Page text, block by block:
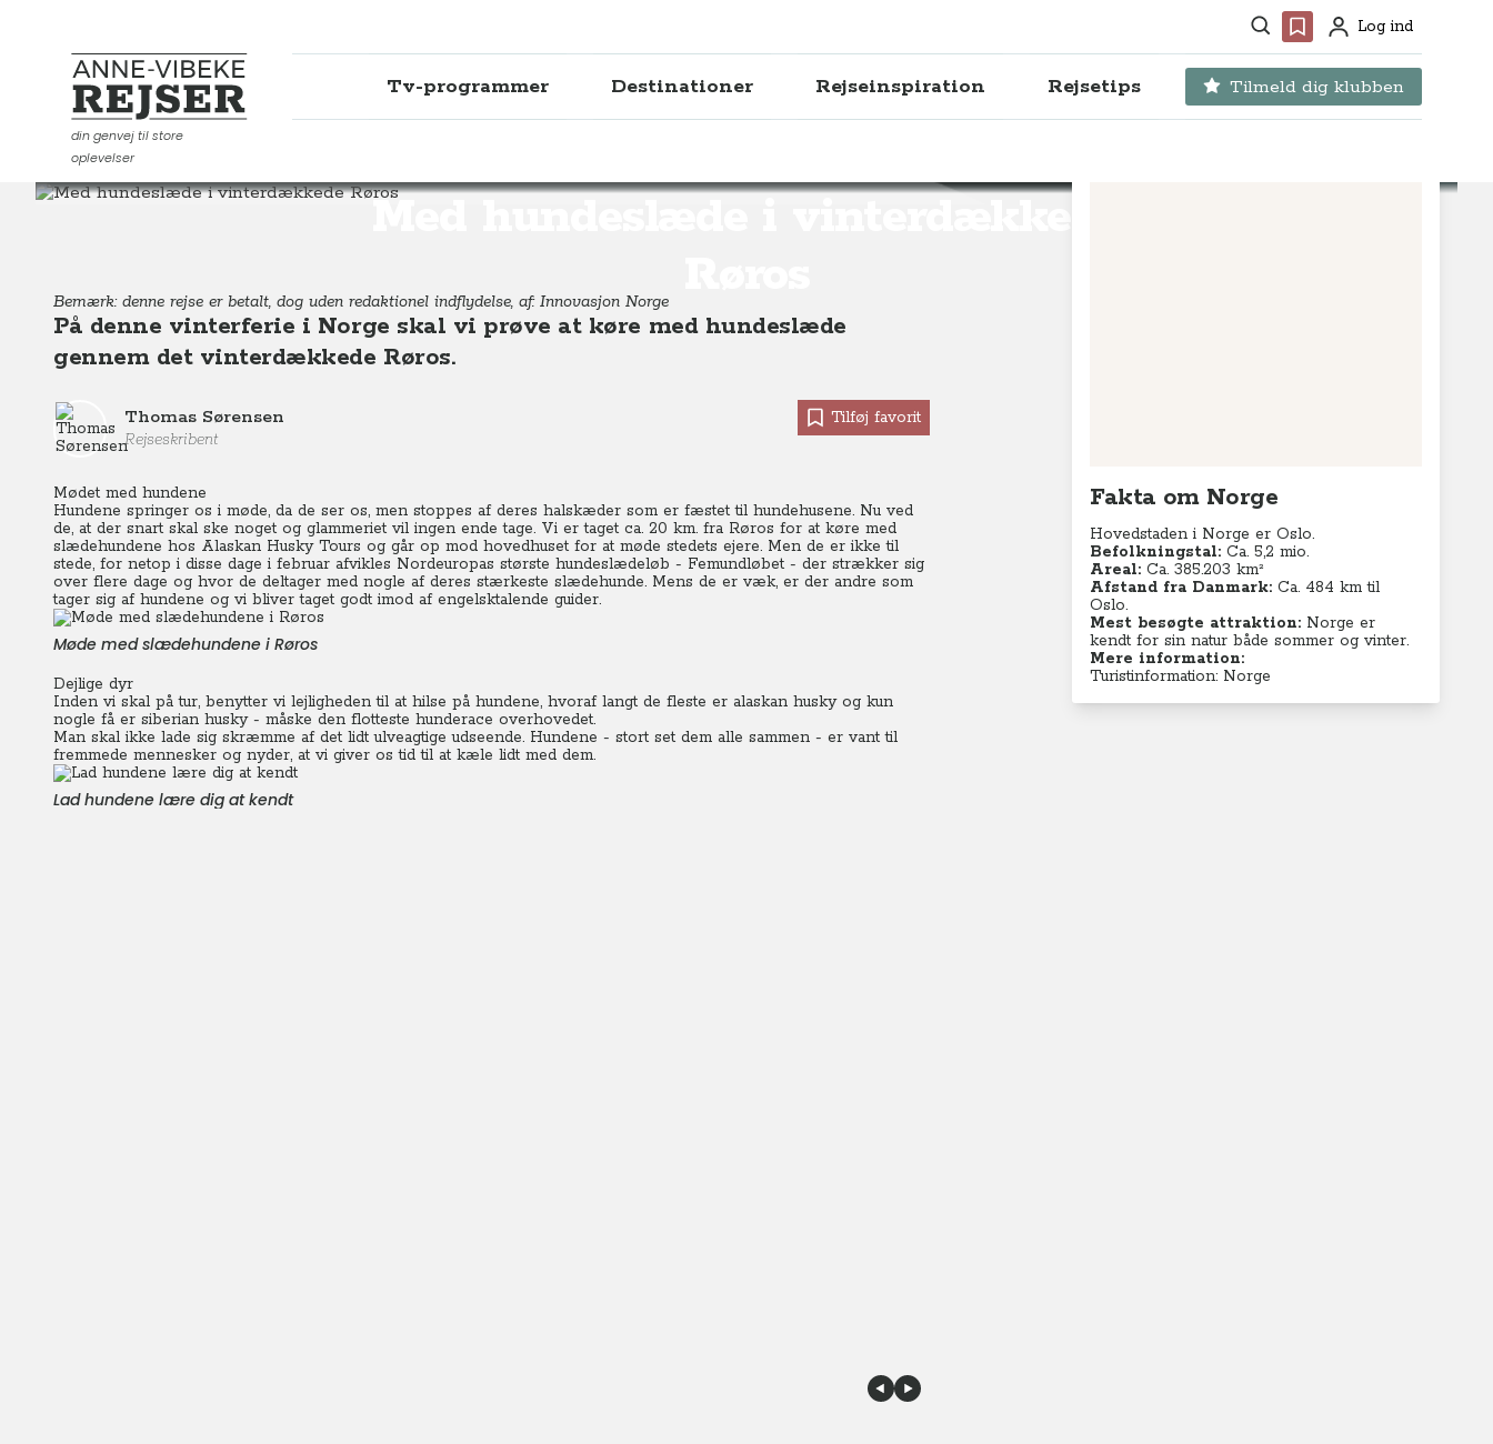
Søg Favoritter
ProfilLog ind
Anne-Vibeke Rejser
din genvej til store
oplevelser
Tv-programmer Destinationer Rejseinspiration Rejsetips Tilmeld dig klubben
Med hundeslæde i vinterdækkede
Destinationer
Bemærk: denne rejse er betalt, dog uden redaktionel indflydelse, af: Innovasjon Norge
På denne vinterferie i Norge skal vi prøve at køre med hundeslæde
gennem det vinterdækkede Røros.
Thomas Sørensen
Rejseskribent
Tilføj favorit
Mødet med hundene
Hundene springer os i møde, da de ser os, men stoppes af deres halskæder som er fæstet til hundehusene. Nu ved
de, at der snart skal ske noget og glammeriet vil ingen ende tage. Vi er taget ca. 20 km. fra Røros for at køre med
slædehundene hos Alaskan Husky Tours og går op mod hovedhuset for at møde stedets ejere. Men de er ikke til
stede, for netop i disse dage i februar afvikles Nordeuropas største hundeslædeløb - Femundløbet - der strækker sig
over flere dage og hvor de deltager med nogle af deres stærkeste slædehunde. Mens de er væk, er der andre som
tager sig af hundene og vi bliver taget godt imod af engelsktalende guider.
Møde med slædehundene i Røros
Dejlige dyr
Inden vi skal på tur, benytter vi lejligheden til at hilse på hundene, hvoraf langt de fleste er alaskan husky og kun
nogle få er siberian husky - måske den flotteste hunderace overhovedet.
Man skal ikke lade sig skræmme af det lidt ulveagtige udseende. Hundene - stort set dem alle sammen - er vant til
fremmede mennesker og nyder, at vi giver os tid til at kæle lidt med dem.
Lad hundene lære dig at kendt
Fakta om Norge
Hovedstaden i Norge er Oslo.
Befolkningstal: Ca. 5,2 mio.
Areal:Ca. 385.203 km²
Afstand fra Danmark: Ca. 484 km til
Oslo.
Mest besøgte attraktion: Norge er
kendt for sin natur både sommer og vinter.
Mere information:
Turistinformation: Norge